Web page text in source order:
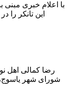
با اعلام خبری
رضا کمالی اهل
شورای شهر یاسوج،